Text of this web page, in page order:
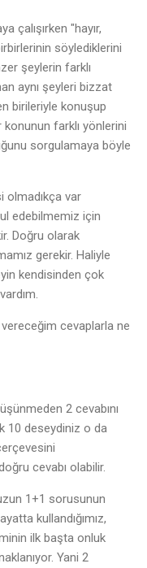
çalışırken "hayır,
söylediklerini
şeylerin farklı
aynı şeyleri bizzat
birileriyle konuşup
farklı yönlerini
sorgulamaya böyle
olmadıkça var
edebilmemiz için
Doğru olarak
gerekir. Haliyle
kendisinden çok
cevaplarla ne
2 cevabını
10 deseydiniz o da
cevabı olabilir.
1+1 sorusunun
kullandığımız,
ilk başta onluk
Yani 2